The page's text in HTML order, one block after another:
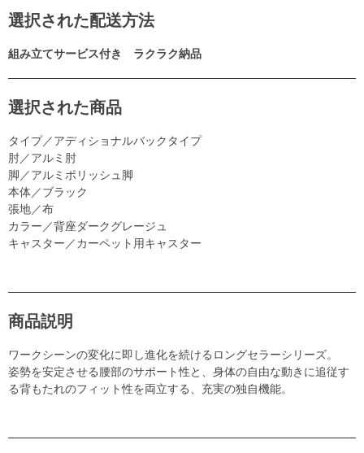
選択された配送方法
組み立てサービス付き ラクラク納品
選択された商品
タイプ／アディショナルバックタイプ
肘／アルミ肘
脚／アルミポリッシュ脚
本体／ブラック
張地／布
カラー／背座ダークグレージュ
キャスター／カーペット用キャスター
商品説明
ワークシーンの変化に即し進化を続けるロングセラーシリーズ。
姿勢を安定させる腰部のサポート性と、身体の自由な動きに追従す
る背もたれのフィット性を両立する、充実の独自機能。